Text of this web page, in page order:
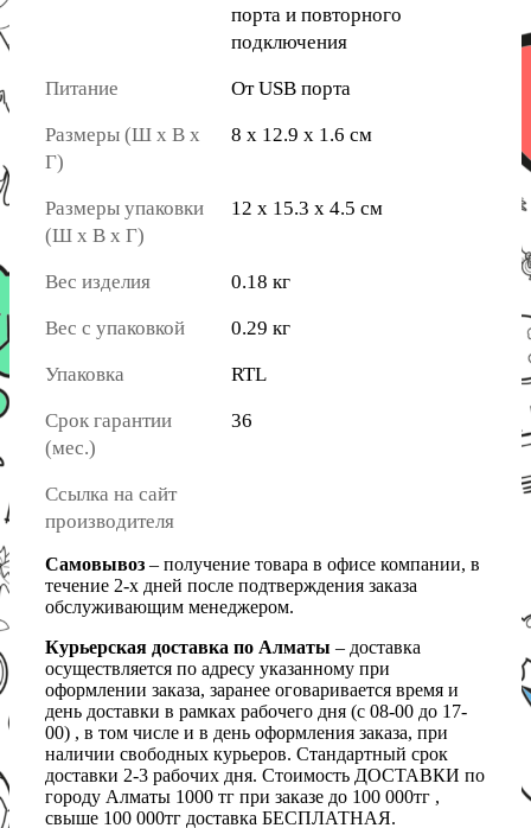
порта и повторного
подключения
Питание От USB порта
Размеры (Ш х В х
Г)
8 х 12.9 х 1.6 см
Размеры упаковки
(Ш х В х Г)
12 х 15.3 х 4.5 см
Вес изделия 0.18 кг
Вес с упаковкой 0.29 кг
Упаковка RTL
Срок гарантии
(мес.)
36
Ссылка на сайт
производителя
Самовывоз – получение товара в офисе компании, в
течение 2-х дней после подтверждения заказа
обслуживающим менеджером.
Курьерская доставка по Алматы – доставка
осуществляется по адресу указанному при
оформлении заказа, заранее оговаривается время и
день доставки в рамках рабочего дня (с 08-00 до 17-
00) , в том числе и в день оформления заказа, при
наличии свободных курьеров. Стандартный срок
доставки 2-3 рабочих дня. Стоимость ДОСТАВКИ по
городу Алматы 1000 тг при заказе до 100 000тг ,
свыше 100 000тг доставка БЕСПЛАТНАЯ.